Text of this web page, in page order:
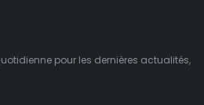
pour les dernières actualités,